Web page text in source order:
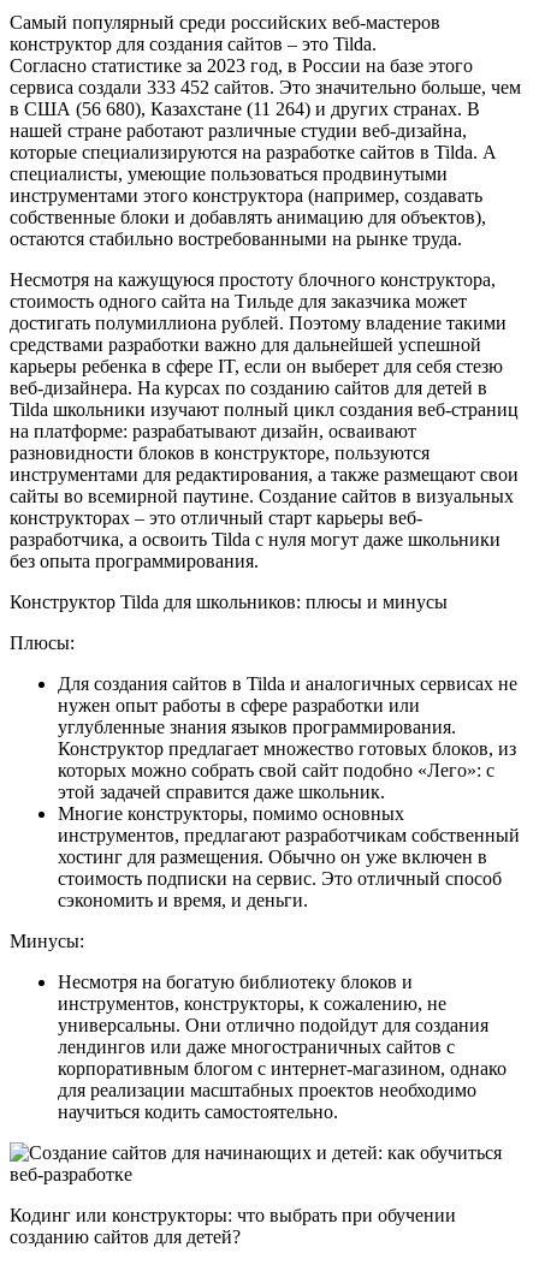
Самый популярный среди российских веб-мастеров
конструктор для создания сайтов – это Tilda.
Согласно статистике за 2023 год, в России на базе этого
сервиса создали 333 452 сайтов. Это значительно больше, чем
в США (56 680), Казахстане (11 264) и других странах. В
нашей стране работают различные студии веб-дизайна,
которые специализируются на разработке сайтов в Tilda. А
специалисты, умеющие пользоваться продвинутыми
инструментами этого конструктора (например, создавать
собственные блоки и добавлять анимацию для объектов),
остаются стабильно востребованными на рынке труда.
Несмотря на кажущуюся простоту блочного конструктора,
стоимость одного сайта на Тильде для заказчика может
достигать полумиллиона рублей. Поэтому владение такими
средствами разработки важно для дальнейшей успешной
карьеры ребенка в сфере IT, если он выберет для себя стезю
веб-дизайнера. На курсах по созданию сайтов для детей в
Tilda школьники изучают полный цикл создания веб-страниц
на платформе: разрабатывают дизайн, осваивают
разновидности блоков в конструкторе, пользуются
инструментами для редактирования, а также размещают свои
сайты во всемирной паутине. Создание сайтов в визуальных
конструкторах – это отличный старт карьеры веб-
разработчика, а освоить Tilda с нуля могут даже школьники
без опыта программирования.
Конструктор Tilda для школьников: плюсы и минусы
Плюсы:
Для создания сайтов в Tilda и аналогичных сервисах не
нужен опыт работы в сфере разработки или
углубленные знания языков программирования.
Конструктор предлагает множество готовых блоков, из
которых можно собрать свой сайт подобно «Лего»: с
этой задачей справится даже школьник.
Многие конструкторы, помимо основных
инструментов, предлагают разработчикам собственный
хостинг для размещения. Обычно он уже включен в
стоимость подписки на сервис. Это отличный способ
сэкономить и время, и деньги.
Минусы:
Несмотря на богатую библиотеку блоков и
инструментов, конструкторы, к сожалению, не
универсальны. Они отлично подойдут для создания
лендингов или даже многостраничных сайтов с
корпоративным блогом с интернет-магазином, однако
для реализации масштабных проектов необходимо
научиться кодить самостоятельно.
Кодинг или конструкторы: что выбрать при обучении
созданию сайтов для детей?